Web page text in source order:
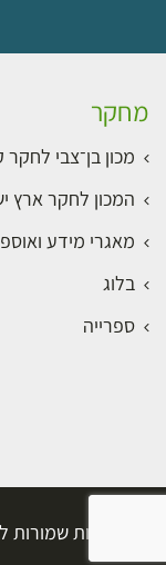
מחקר
מכון בן־צבי
המכון לחקר ארץ
מאגרי מידע
בלוג
ספרייה
כל הזכויות